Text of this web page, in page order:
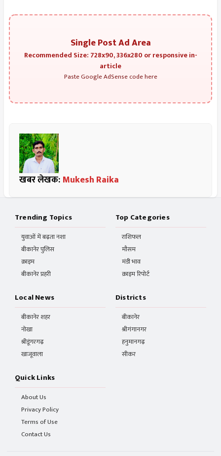
Single Post Ad Area
Recommended Size: 728x90, 336x280 or responsive in-
article
Paste Google AdSense code here
खबर लेखक: Mukesh Raika
Trending Topics
युवाओं में बढ़ता नशा
बीकानेर पुलिस
क्राइम
बीकानेर प्रहरी
Top Categories
राशिफल
मौसम
मंडी भाव
क्राइम रिपोर्ट
Local News
बीकानेर शहर
नोखा
श्रीडूंगरगढ़
खाजूवाला
Districts
बीकानेर
श्रीगंगानगर
हनुमानगढ़
सीकर
Quick Links
About Us
Privacy Policy
Terms of Use
Contact Us